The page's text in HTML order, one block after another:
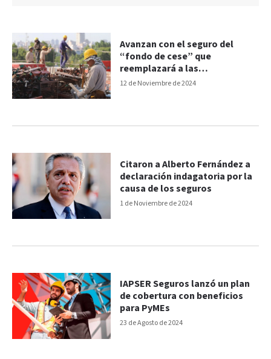
12 de Noviembre de 2024
Avanzan con el seguro del
“fondo de cese” que
reemplazará a las
indemnizaciones
1 de Noviembre de 2024
Citaron a Alberto Fernández a
declaración indagatoria por la
causa de los seguros
23 de Agosto de 2024
IAPSER Seguros lanzó un plan
de cobertura con beneficios
para PyMEs